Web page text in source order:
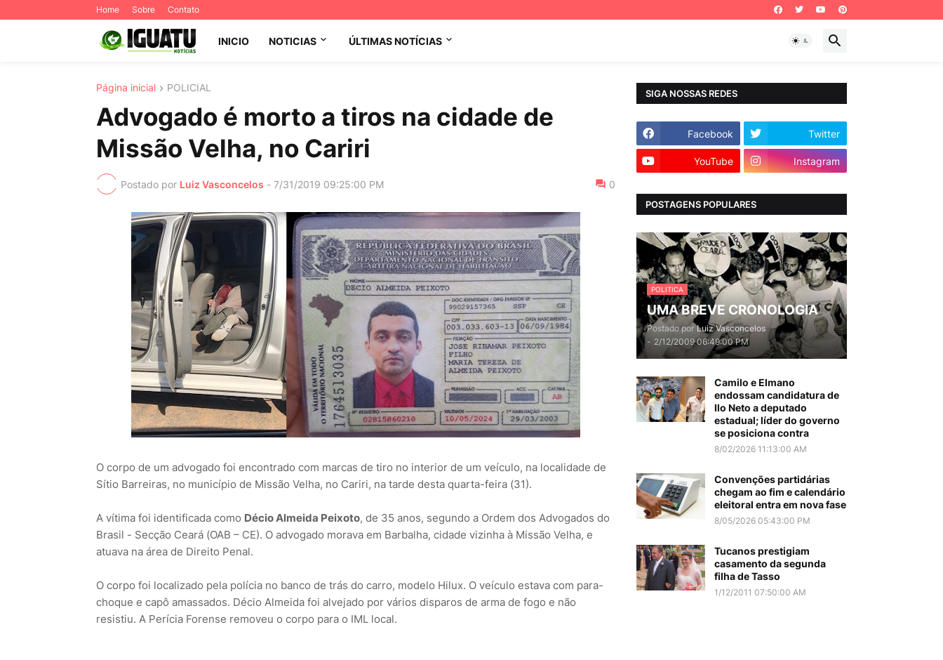
Home Sobre Contato
INICIO NOTICIAS ÚLTIMAS NOTÍCIAS
Página inicial POLICIAL
Advogado é morto a tiros na cidade de
Missão Velha, no Cariri
Postado por Luiz Vasconcelos - 7/31/2019 09:25:00 PM 0
O corpo de um advogado foi encontrado com marcas de tiro no interior de um veículo, na localidade de
Sítio Barreiras, no município de Missão Velha, no Cariri, na tarde desta quarta-feira (31).
A vítima foi identificada como Décio Almeida Peixoto, de 35 anos, segundo a Ordem dos Advogados do
Brasil - Secção Ceará (OAB – CE). O advogado morava em Barbalha, cidade vizinha à Missão Velha, e
atuava na área de Direito Penal.
O corpo foi localizado pela polícia no banco de trás do carro, modelo Hilux. O veículo estava com para-
choque e capô amassados. Décio Almeida foi alvejado por vários disparos de arma de fogo e não
resistiu. A Perícia Forense removeu o corpo para o IML local.
SIGA NOSSAS REDES
Facebook Twitter
YouTube Instagram
POSTAGENS POPULARES
POLITICA
UMA BREVE CRONOLOGIA
Postado por Luiz Vasconcelos
- 2/12/2009 06:49:00 PM
Camilo e Elmano
endossam candidatura de
Ilo Neto a deputado
estadual; líder do governo
se posiciona contra
8/02/2026 11:13:00 AM
Convenções partidárias
chegam ao fim e calendário
eleitoral entra em nova fase
8/05/2026 05:43:00 PM
Tucanos prestigiam
casamento da segunda
filha de Tasso
1/12/2011 07:50:00 AM